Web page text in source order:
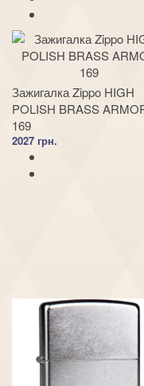
Зажигалка Zippo HIGH
POLISH BRASS
169
2027 грн.